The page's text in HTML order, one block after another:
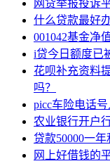
网贷举报投诉
什么贷款最好办
001042基金净
i贷今日额度已
花呗补充资料
吗？
picc车险电话
农业银行开户
贷款50000一
网上好借钱的